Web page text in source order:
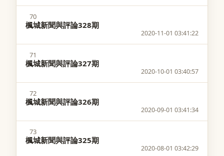
70
楓城新聞與評論328期
2020-11-01 03:41:22
71
楓城新聞與評論327期
2020-10-01 03:40:57
72
楓城新聞與評論326期
2020-09-01 03:41:34
73
楓城新聞與評論325期
2020-08-01 03:42:29